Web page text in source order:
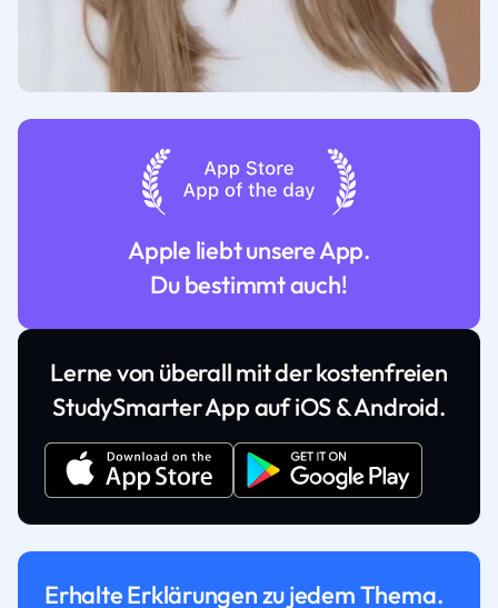
Apple liebt unsere App.
Du bestimmt auch!
Lerne von überall mit der kostenfreien
StudySmarter App auf iOS & Android.
Erhalte Erklärungen zu jedem Thema.